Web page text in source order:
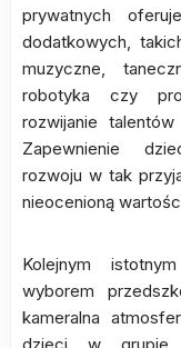
prywatnych
dodatkowych,
muzyczne,
robotyka czy
rozwijanie
Zapewnienie
rozwoju w tak
nieocenioną
Kolejnym
wyborem
kameralna